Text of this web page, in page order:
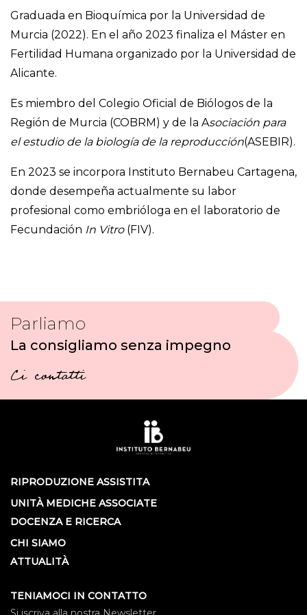
Graduada en Bioquímica por la Universidad de
Murcia (2022). En el año 2023 finaliza el Máster en
Fertilidad Humana organizado por la Universidad de
Alicante.
Es miembro del Colegio Oficial de Biólogos de la
Región de Murcia (COBRM) y de la Asociación para
el estudio de la biología de la reproducción(ASEBIR).
En 2023 se incorpora Instituto Bernabeu Cartagena,
donde desempeña actualmente su labor
profesional como embrióloga en el laboratorio de
Fecundación In Vitro (FIV).
Parliamo
La consigliamo senza impegno
Ci contatti
RIPRODUZIONE ASSISTITA
UNITÀ MEDICHE ASSOCIATE
DOCENZA E RICERCA
CHI SIAMO
ATTUALITÀ
TENIAMOCI IN CONTATTO